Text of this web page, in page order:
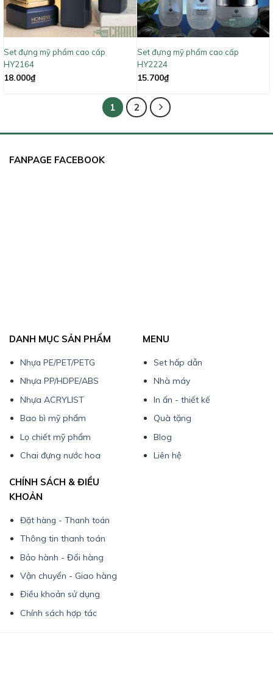
Set đựng mỹ phẩm cao cấp
HY2164
18.000₫
Set đựng mỹ phẩm cao cấp
HY2224
15.700₫
1 2
FANPAGE FACEBOOK
DANH MỤC SẢN PHẨM
Nhựa PE/PET/PETG
Nhựa PP/HDPE/ABS
Nhựa ACRYLIST
Bao bì mỹ phẩm
Lọ chiết mỹ phẩm
Chai đựng nước hoa
MENU
Set hấp dẫn
Nhà máy
In ấn - thiết kế
Quà tặng
Blog
Liên hệ
CHÍNH SÁCH & ĐIỀU
KHOẢN
Đặt hàng - Thanh toán
Thông tin thanh toán
Bảo hành - Đổi hàng
Vận chuyển - Giao hàng
Điều khoản sử dụng
Chính sách hợp tác